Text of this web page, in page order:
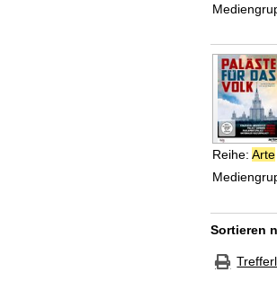
Reihe: Arte
Zu den
Sortieren